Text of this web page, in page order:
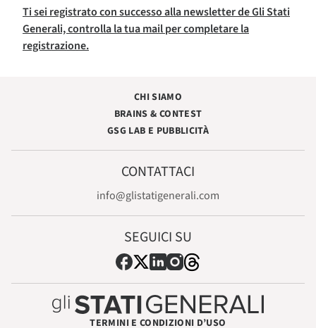
Ti sei registrato con successo alla newsletter de Gli Stati
Generali, controlla la tua mail per completare la
registrazione.
CHI SIAMO
BRAINS & CONTEST
GSG LAB E PUBBLICITÀ
CONTATTACI
info@glistatigenerali.com
SEGUICI SU
TERMINI E CONDIZIONI D’USO